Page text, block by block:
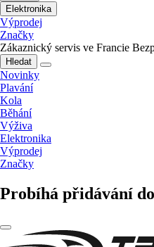
Elektronika
Výprodej
Značky
Zákaznický servis ve Francie
Hledat
Novinky
Plavání
Kola
Běhání
Výživa
Elektronika
Výprodej
Značky
Probíhá přidávání